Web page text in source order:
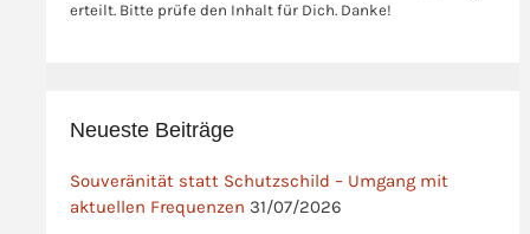
erteilt. Bitte prüfe den Inhalt für Dich. Danke!
Neueste Beiträge
Souveränität statt Schutzschild – Umgang mit
aktuellen Frequenzen 31/07/2026